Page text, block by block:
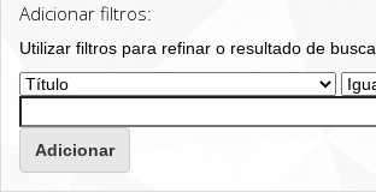
Adicionar filtros:
Utilizar filtros para refinar o resultado de busca.